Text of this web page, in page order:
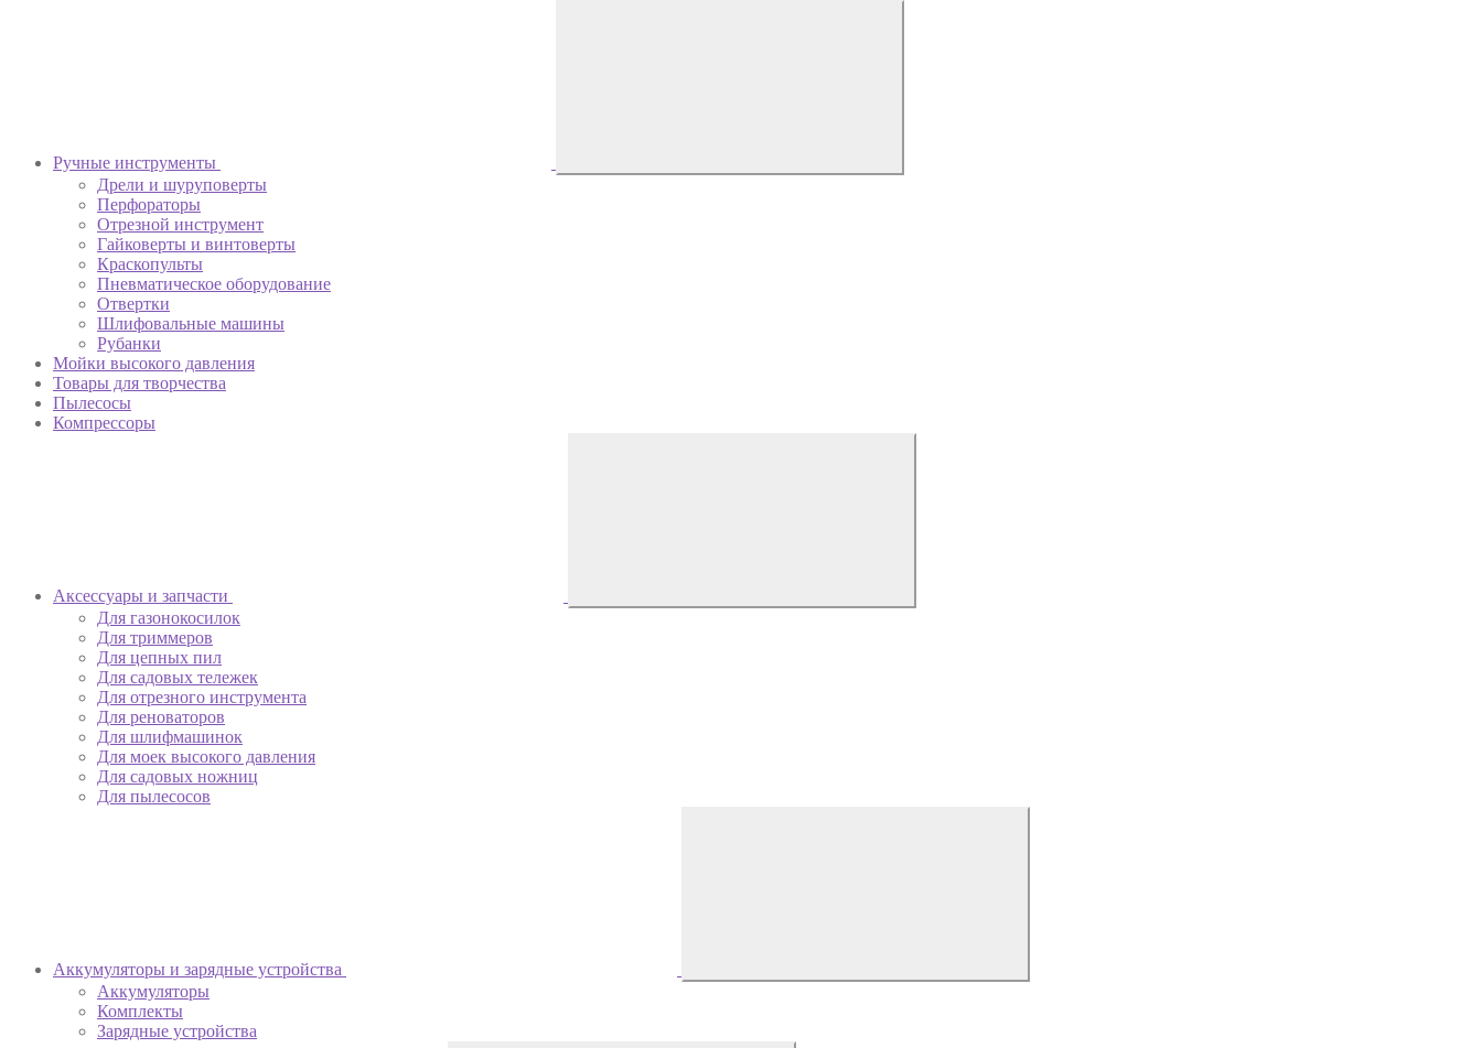
Ручные инструменты
Дрели и шуруповерты
Перфораторы
Отрезной инструмент
Гайковерты и винтоверты
Краскопульты
Пневматическое оборудование
Отвертки
Шлифовальные машины
Рубанки
Мойки высокого давления
Товары для творчества
Пылесосы
Компрессоры
Аксессуары и запчасти
Для газонокосилок
Для триммеров
Для цепных пил
Для садовых тележек
Для отрезного инструмента
Для реноваторов
Для шлифмашинок
Для моек высокого давления
Для садовых ножниц
Для пылесосов
Аккумуляторы и зарядные устройства
Аккумуляторы
Комплекты
Зарядные устройства